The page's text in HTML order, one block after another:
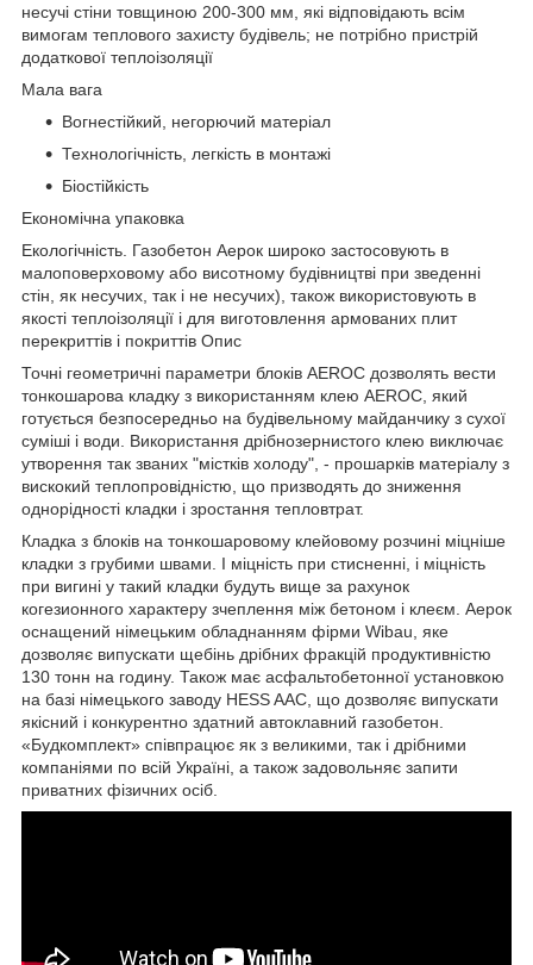
несучі стіни товщиною 200-300 мм, які відповідають всім
вимогам теплового захисту будівель; не потрібно пристрій
додаткової теплоізоляції
Мала вага
Вогнестійкий, негорючий матеріал
Технологічність, легкість в монтажі
Біостійкість
Економічна упаковка
Екологічність. Газобетон Аерок широко застосовують в
малоповерховому або висотному будівництві при зведенні
стін, як несучих, так і не несучих), також використовують в
якості теплоізоляції і для виготовлення армованих плит
перекриттів і покриттів Опис
Точні геометричні параметри блоків AEROC дозволять вести
тонкошарова кладку з використанням клею AEROC, який
готується безпосередньо на будівельному майданчику з сухої
суміші і води. Використання дрібнозернистого клею виключає
утворення так званих "містків холоду", - прошарків матеріалу з
вискокий теплопровідністю, що призводять до зниження
однорідності кладки і зростання тепловтрат.
Кладка з блоків на тонкошаровому клейовому розчині міцніше
кладки з грубими швами. І міцність при стисненні, і міцність
при вигині у такий кладки будуть вище за рахунок
когезионного характеру зчеплення між бетоном і клеєм. Аерок
оснащений німецьким обладнанням фірми Wibau, яке
дозволяє випускати щебінь дрібних фракцій продуктивністю
130 тонн на годину. Також має асфальтобетонної установкою
на базі німецького заводу HESS AAC, що дозволяє випускати
якісний і конкурентно здатний автоклавний газобетон.
«Будкомплект» співпрацює як з великими, так і дрібними
компаніями по всій Україні, а також задовольняє запити
приватних фізичних осіб.